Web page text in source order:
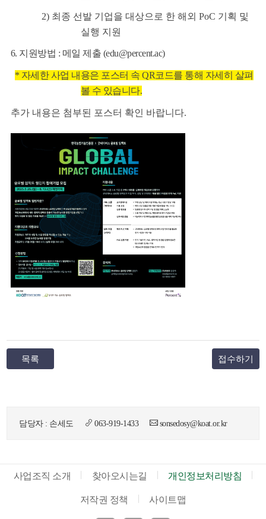
2) 최종 선발 기업을 대상으로 한 해외 PoC 기획 및
실행 지원
6. 지원방법 : 메일 제출 (edu@percent.ac)
* 자세한 사업 내용은 포스터 속 QR코드를 통해 자세히 살펴
볼 수 있습니다.
추가 내용은 첨부된 포스터 확인 바랍니다.
목록 접수하기
담당자 : 손세도 063-919-1433 sonsedosy@koat.or.kr
사업조직 소개 찾아오시는길 개인정보처리방침
저작권 정책 사이트맵